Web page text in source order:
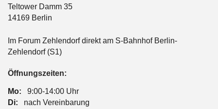
Teltower Damm 35
14169 Berlin
Im Forum Zehlendorf direkt am S-Bahnhof Berlin-
Zehlendorf (S1)
Öffnungszeiten:
Mo:
9:00-14:00 Uhr
Di:
nach Vereinbarung